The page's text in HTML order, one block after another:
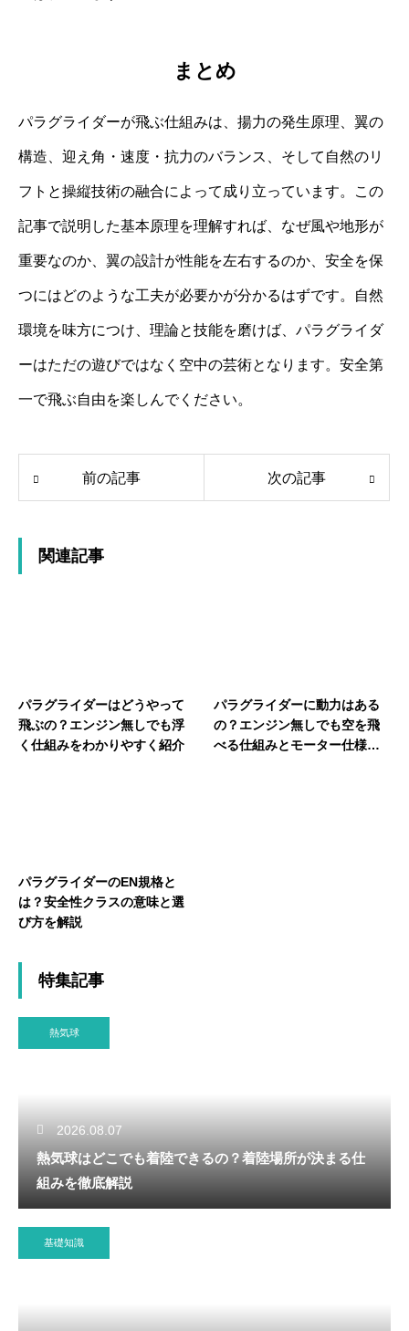
まとめ
パラグライダーが飛ぶ仕組みは、揚力の発生原理、翼の
構造、迎え角・速度・抗力のバランス、そして自然のリ
フトと操縦技術の融合によって成り立っています。この
記事で説明した基本原理を理解すれば、なぜ風や地形が
重要なのか、翼の設計が性能を左右するのか、安全を保
つにはどのような工夫が必要かが分かるはずです。自然
環境を味方につけ、理論と技能を磨けば、パラグライダ
ーはただの遊びではなく空中の芸術となります。安全第
一で飛ぶ自由を楽しんでください。
前の記事 次の記事
関連記事
パラグライダーはどうやって
飛ぶの？エンジン無しでも浮
く仕組みをわかりやすく紹介
パラグライダーに動力はある
の？エンジン無しでも空を飛
べる仕組みとモーター仕様を
パラグライダーのEN規格と
は？安全性クラスの意味と選
び方を解説
特集記事
熱気球
2026.08.07
熱気球はどこでも着陸できるの？着陸場所が決まる仕
組みを徹底解説
基礎知識